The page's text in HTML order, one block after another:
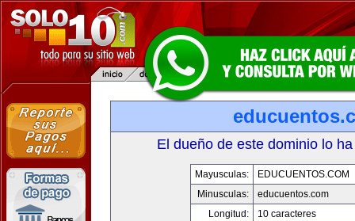
El dueño de este dominio lo
Mayusculas:
EDUCUENTOS.COM
Minusculas:
educuentos.com
Longitud:
10 caracteres